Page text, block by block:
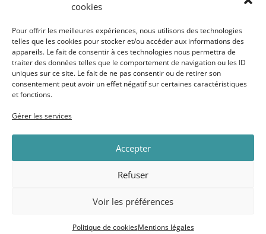
cookies
Pour offrir les meilleures expériences, nous utilisons des technologies
telles que les cookies pour stocker et/ou accéder aux informations des
appareils. Le fait de consentir à ces technologies nous permettra de
traiter des données telles que le comportement de navigation ou les ID
uniques sur ce site. Le fait de ne pas consentir ou de retirer son
consentement peut avoir un effet négatif sur certaines caractéristiques
et fonctions.
Gérer les services
Accepter
Refuser
Voir les préférences
Politique de cookiesMentions légales
Catégories
Actu
Uncategorized
Méta
Connexion
Flux des commentaires